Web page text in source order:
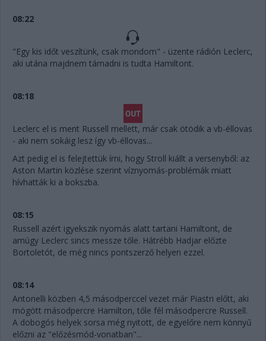
08:22
"Egy kis időt veszítünk, csak mondom" - üzente rádión Leclerc,
aki utána majdnem támadni is tudta Hamiltont.
08:18
Leclerc el is ment Russell mellett, már csak ötödik a vb-éllovas
- aki nem sokáig lesz így vb-éllovas...
Azt pedig el is felejtettük írni, hogy Stroll kiállt a versenyből: az
Aston Martin közlése szerint víznyomás-problémák miatt
hívhatták ki a bokszba.
08:15
Russell azért igyekszik nyomás alatt tartani Hamiltont, de
amúgy Leclerc sincs messze tőle. Hátrébb Hadjar előzte
Bortoletót, de még nincs pontszerző helyen ezzel.
08:14
Antonelli közben 4,5 másodperccel vezet már Piastri előtt, aki
mögött másodpercre Hamilton, tőle fél másodpercre Russell.
A dobogós helyek sorsa még nyitott, de egyelőre nem könnyű
előzni az "előzésmód-vonatban"...